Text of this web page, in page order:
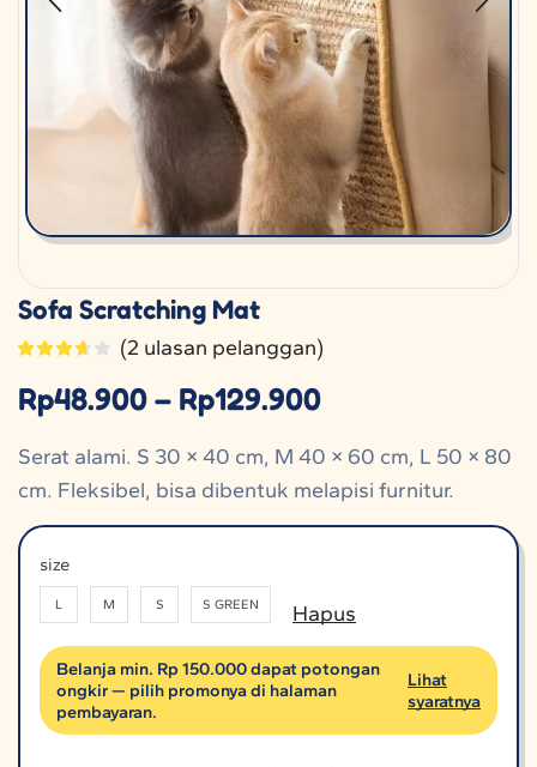
Sofa Scratching Mat
(2 ulasan pelanggan)
Rp48.900– Rp129.900
Serat alami. S 30 × 40 cm, M 40 × 60 cm, L 50 × 80
cm. Fleksibel, bisa dibentuk melapisi furnitur.
size
L M S S GREEN Hapus
Belanja min. Rp 150.000 dapat potongan
ongkir — pilih promonya di halaman
pembayaran.
Lihat
syaratnya